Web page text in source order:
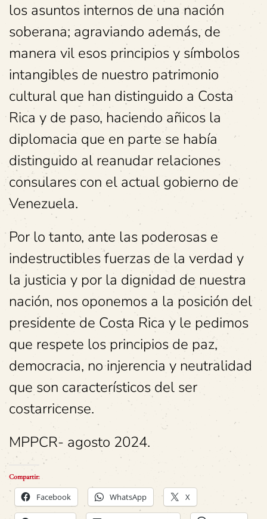
los asuntos internos de una nación
soberana; agraviando además, de
manera vil esos principios y símbolos
intangibles de nuestro patrimonio
cultural que han distinguido a Costa
Rica y de paso, haciendo añicos la
diplomacia que en parte se había
distinguido al reanudar relaciones
consulares con el actual gobierno de
Venezuela.
Por lo tanto, ante las poderosas e
indestructibles fuerzas de la verdad y
la justicia y por la dignidad de nuestra
nación, nos oponemos a la posición del
presidente de Costa Rica y le pedimos
que respete los principios de paz,
democracia, no injerencia y neutralidad
que son característicos del ser
costarricense.
MPPCR- agosto 2024.
Compartir:
Facebook WhatsApp X